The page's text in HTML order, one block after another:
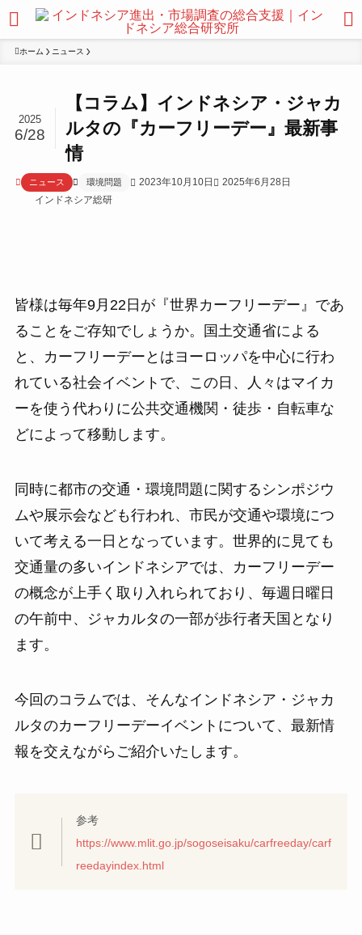
ホーム ニュース
【コラム】インドネシア・ジャカ
ルタの『カーフリーデー』最新事
情
2025
6/28
ニュース 環境問題 2023年10月10日
2025年6月28日
インドネシア総研
皆様は毎年9月22日が『世界カーフリーデー』であ
ることをご存知でしょうか。国土交通省による
と、カーフリーデーとはヨーロッパを中心に行わ
れている社会イベントで、この日、人々はマイカ
ーを使う代わりに公共交通機関・徒歩・自転車な
どによって移動します。
同時に都市の交通・環境問題に関するシンポジウ
ムや展示会なども行われ、市民が交通や環境につ
いて考える一日となっています。世界的に見ても
交通量の多いインドネシアでは、カーフリーデー
の概念が上手く取り入れられており、毎週日曜日
の午前中、ジャカルタの一部が歩行者天国となり
ます。
今回のコラムでは、そんなインドネシア・ジャカ
ルタのカーフリーデーイベントについて、最新情
報を交えながらご紹介いたします。
参考
https://www.mlit.go.jp/sogoseisaku/carfreeday/carf
reedayindex.html